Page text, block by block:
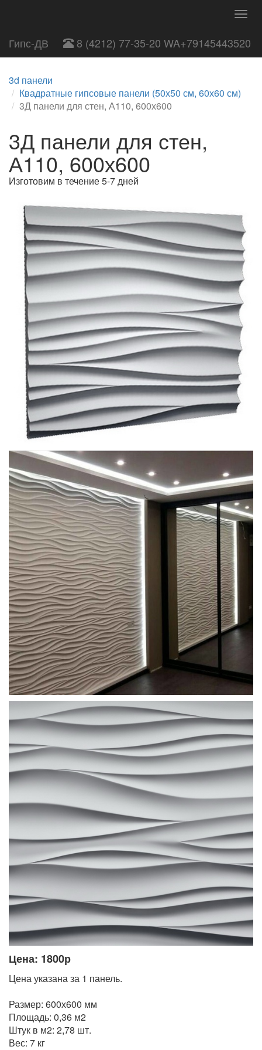
Гипс-ДВ 8 (4212) 77-35-20 WA+79145443520
3d панели
Квадратные гипсовые панели (50х50 см, 60х60 см)
3Д панели для стен, А110, 600х600
3Д панели для стен,
А110, 600х600
Изготовим в течение 5-7 дней
Цена: 1800р
Цена указана за 1 панель.
Размер: 600х600 мм
Площадь: 0,36 м2
Штук в м2: 2,78 шт.
Вес: 7 кг